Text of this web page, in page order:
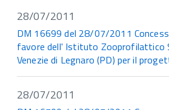
28/07/2011
DM 16699 del 28/07/2011
favore dell' Istituto Zooprofilattico
Venezie di Legnaro (PD) per il
28/07/2011